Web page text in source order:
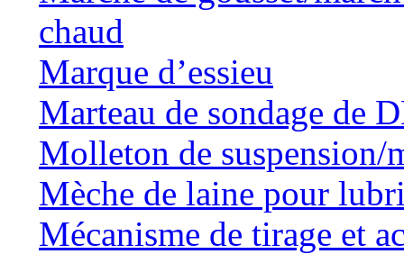
chaud
Marque d’essieu
Marteau de sondage de
Molleton de suspension/
Mèche de laine pour
Mécanisme de tirage et